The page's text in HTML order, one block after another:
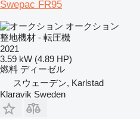
Swepac FR95
オークション
整地機材 - 転圧機
2021
3.59 kW (4.89 HP)
燃料 ディーゼル
スウェーデン, Karlstad
Klaravik Sweden